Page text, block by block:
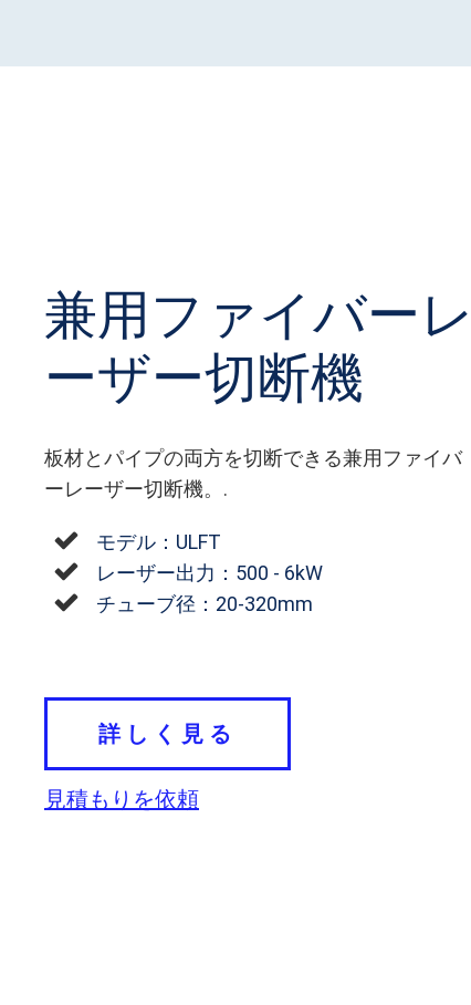
兼用ファイバーレ
ーザー切断機
板材とパイプの両方を切断できる兼用ファイバ
ーレーザー切断機。.
モデル：ULFT
レーザー出力：500 - 6kW
チューブ径：20-320mm
詳しく見る
見積もりを依頼